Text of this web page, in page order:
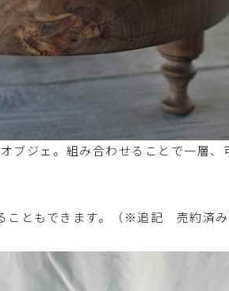
ブジェ。組み合わせることで一層、
こともできます。（※追記 売約済み